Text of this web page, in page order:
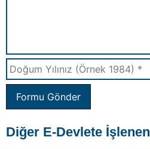
Formu Gönder
Diğer E-Devlete